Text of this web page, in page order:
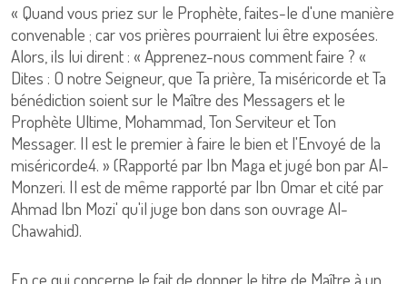
« Quand vous priez sur le Prophète, faites-le d'une manière
convenable ; car vos prières pourraient lui être exposées.
Alors, ils lui dirent : « Apprenez-nous comment faire ? «
Dites : O notre Seigneur, que Ta prière, Ta miséricorde et Ta
bénédiction soient sur le Maître des Messagers et le
Prophète Ultime, Mohammad, Ton Serviteur et Ton
Messager. Il est le premier à faire le bien et l'Envoyé de la
miséricorde4. » (Rapporté par Ibn Maga et jugé bon par Al-
Monzeri. Il est de même rapporté par Ibn Omar et cité par
Ahmad Ibn Mozi' qu'il juge bon dans son ouvrage Al-
Chawahid).
En ce qui concerne le fait de donner le titre de Maître à un